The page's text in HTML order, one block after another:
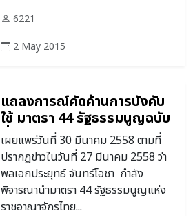
6221
2 May 2015
แถลงการณ์คัดค้านการบังคับ
ใช้ มาตรา 44 รัฐธรรมนูญฉบับ
ชั่วคราว พ.ศ. 2557
เผยแพร่วันที่ 30 มีนาคม 2558 ตามที่
ปรากฏข่าวในวันที่ 27 มีนาคม 2558 ว่า
พลเอกประยุทธ์ จันทร์โอชา กำลัง
พิจารณานำมาตรา 44 รัฐธรรมนูญแห่ง
ราชอาณาจักรไทย...